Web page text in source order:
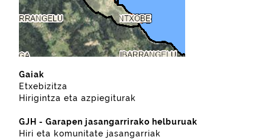
Gaiak
Etxebizitza
Hirigintza eta azpiegiturak
GJH - Garapen jasangarrirako helburuak
Hiri eta komunitate jasangarriak